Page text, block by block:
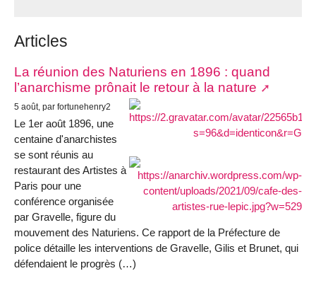
Articles
La réunion des Naturiens en 1896 : quand
l’anarchisme prônait le retour à la nature
5 août, par fortunehenry2
Le 1er août 1896, une
centaine d'anarchistes
se sont réunis au
restaurant des Artistes à
Paris pour une
conférence organisée
par Gravelle, figure du
mouvement des Naturiens. Ce rapport de la Préfecture de
police détaille les interventions de Gravelle, Gilis et Brunet, qui
défendaient le progrès (…)